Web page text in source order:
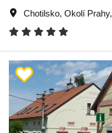
Chotilsko, Okolí Prahy,